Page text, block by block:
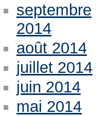
septembre
2014
août 2014
juillet 2014
juin 2014
mai 2014